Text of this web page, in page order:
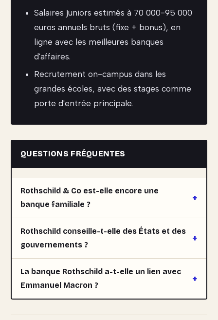
Salaires juniors estimés à 70 000-95 000
euros annuels bruts (fixe + bonus), en
ligne avec les meilleures banques
d'affaires.
Recrutement on-campus dans les
grandes écoles, avec des stages comme
porte d'entrée principale.
QUESTIONS FRÉQUENTES
Rothschild & Co est-elle encore une
banque familiale ?
Rothschild conseille-t-elle des États et des
gouvernements ?
La banque Rothschild a-t-elle un lien avec
Emmanuel Macron ?